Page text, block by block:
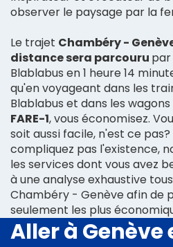
observer le paysage par la
Le trajet Chambéry -
distance sera parcouru
Blablabus en 1 heure 14
qu'en voyageant dans les
Blablabus et dans les
FARE-1, vous économisez.
soit aussi facile, n'est ce pas?
compliquez pas l'existence,
les services dont vous avez
à une analyse exhaustive
Chambéry - Genève afin de
seulement les plus
Aller à Genève